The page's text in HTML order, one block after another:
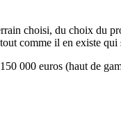
choisi, du choix du
comme il en existe
000 euros (haut de